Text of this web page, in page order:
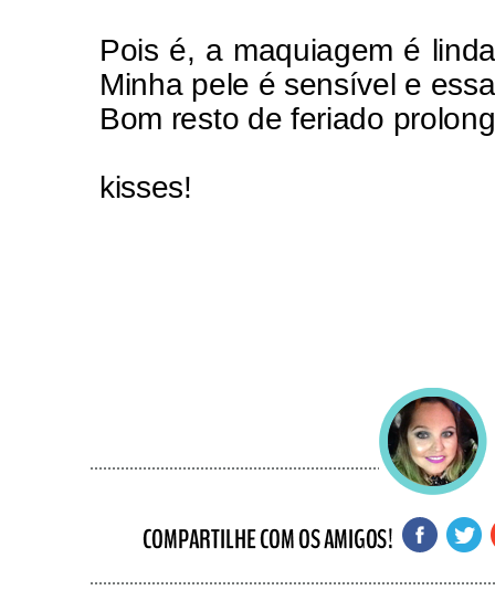
Pois é, a maquiagem é
Minha pele é sensível e
Bom resto de feriado
kisses!